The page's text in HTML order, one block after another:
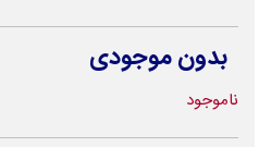
بدون موجودی
ناموجود